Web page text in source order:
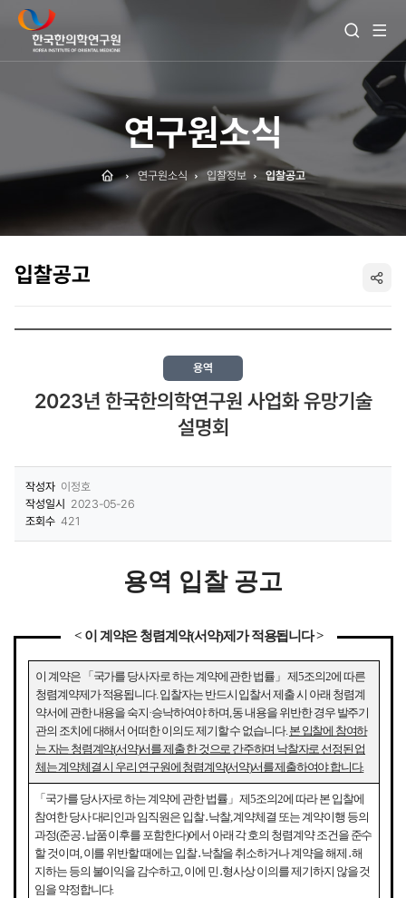
열
기
메
보
연구원소식
입찰공고
Home연구원소식 입찰정보 입찰공고
공
용역
2023년 한국한의학연구원 사업화 유망기술
설명회
작성자 이정호
작성일시
2023-05-26
조회수 421
용역 입찰 공고
< 이 계약은 청렴계약(서약)제가 적용됩니다>
이 계약은 「 국가를 당사자로 하는 계약에 관한 법률 」제 5조의2에 따른
청렴계약제가 적용됩니다.입찰자는 반드시 입찰서 제출 시 아래 청렴계
약서에 관한 내용을 숙지 ·승낙하여야 하며,동 내용을 위반한 경우 발주기
관의 조치에 대해서 어떠한 이의도 제기할 수 없습니다.본 입찰에 참여하
는 자는 청렴계약(서약)서를 제출 한 것으로 간주하며 낙찰자로 선정된 업
체는 계약체결 시 우리 연구원에 청렴계약(서약)서를 제출하여야 합니다.
「 국가를 당사자로 하는 계약에 관한 법률」제5조의2에 따라 본 입찰에
참여한 당사 대리인과 임직원은 입찰․낙찰,계약체결 또는 계약이행 등의
과정(준공․납품 이후를 포함한다)에서 아래 각 호의 청렴계약 조건을 준수
할 것이며,이를 위반할 때에는 입찰․낙찰을 취소하거나 계약을 해제 ․해
지하는 등의 불이익을 감수하고,이에 민 ․형사상 이의를 제기하지 않을 것
임을 약정합니다.